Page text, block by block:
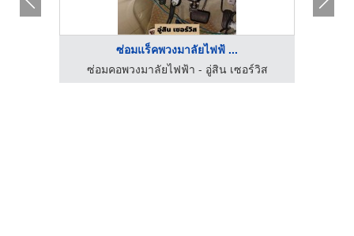
ซ่อมแร็คพวงมาลัยไฟฟ้ ...
ซ่อมคอพวงมาลัยไฟฟ้า - อู่สิน เซอร์วิส